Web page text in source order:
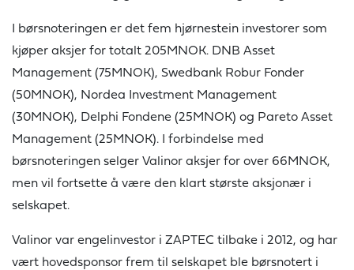
I børsnoteringen er det fem hjørnestein investorer som
kjøper aksjer for totalt 205MNOK. DNB Asset
Management (75MNOK), Swedbank Robur Fonder
(50MNOK), Nordea Investment Management
(30MNOK), Delphi Fondene (25MNOK) og Pareto Asset
Management (25MNOK). I forbindelse med
børsnoteringen selger Valinor aksjer for over 66MNOK,
men vil fortsette å være den klart største aksjonær i
selskapet.
Valinor var engelinvestor i ZAPTEC tilbake i 2012, og har
vært hovedsponsor frem til selskapet ble børsnotert i